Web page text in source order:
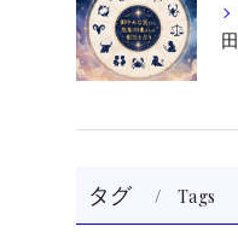
タグ Tags